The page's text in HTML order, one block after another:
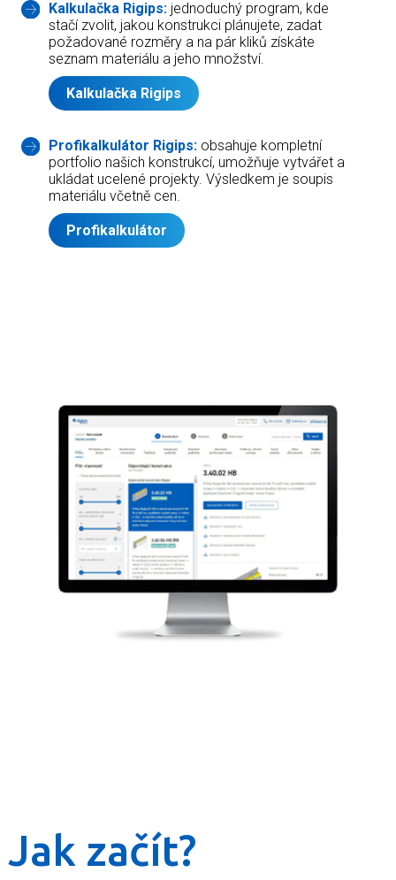
Kalkulačka Rigips:jednoduchý program, kde
stačí zvolit, jakou konstrukci plánujete, zadat
požadované rozměry a na pár kliků získáte
seznam materiálu a jeho množství.
Kalkulačka Rigips
Profikalkulátor Rigips:obsahuje kompletní
portfolio našich konstrukcí, umožňuje vytvářet a
ukládat ucelené projekty. Výsledkem je soupis
materiálu včetně cen.
Profikalkulátor
Jak začít?